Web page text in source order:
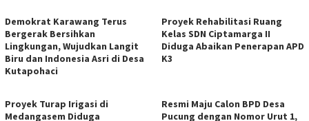
Demokrat Karawang Terus
Bergerak Bersihkan
Lingkungan, Wujudkan Langit
Biru dan Indonesia Asri di Desa
Kutapohaci
Proyek Rehabilitasi Ruang
Kelas SDN Ciptamarga II
Diduga Abaikan Penerapan APD
K3
Proyek Turap Irigasi di
Medangasem Diduga
Resmi Maju Calon BPD Desa
Pucung dengan Nomor Urut 1,